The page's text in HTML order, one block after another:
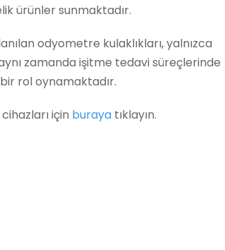
ürünler sunmaktadır.
odyometre kulaklıkları, yalnızca
zamanda işitme tedavi süreçlerinde
rol oynamaktadır.
için buraya tıklayın.